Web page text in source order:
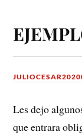
Les dejo
que entrara